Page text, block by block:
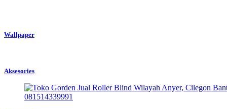
Wallpaper
Aksesories